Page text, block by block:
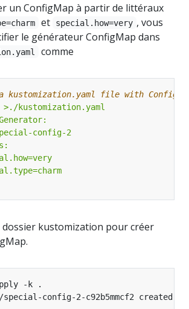
un ConfigMap à partir de littéraux
et special.how=very , vous
le générateur ConfigMap dans
comme
kustomization.yaml file with
dossier kustomization pour créer